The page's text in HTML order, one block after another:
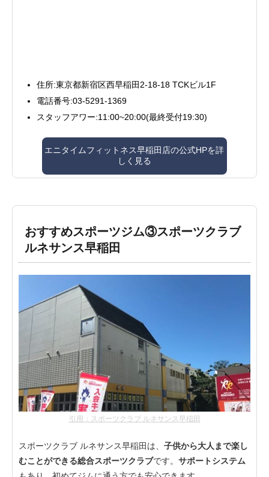
住所:東京都新宿区西早稲田2-18-18 TCKビル1F
電話番号:03-5291-1369
スタッフアワー:11:00~20:00(最終受付19:30)
エニタイムフィットネス早稲田店の公式HPを詳
しく見る
おすすめスポーツジム③スポーツクラブ
ルネサンス早稲田
引用：スポーツクラブ ルネサンス早稲田
スポーツクラブ ルネサンス早稲田は、 子供から大人まで楽し
むことができる総合スポーツクラブです。 サポートシステム